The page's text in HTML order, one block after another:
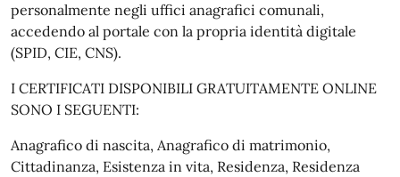
personalmente negli uffici anagrafici comunali,
accedendo al portale con la propria identità digitale
(SPID, CIE, CNS).
I CERTIFICATI DISPONIBILI GRATUITAMENTE ONLINE
SONO I SEGUENTI:
Anagrafico di nascita, Anagrafico di matrimonio,
Cittadinanza, Esistenza in vita, Residenza, Residenza